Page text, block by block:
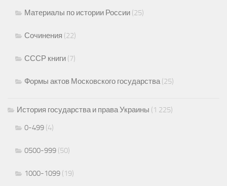
Материалы по истории России (25)
Сочинения (22)
СССР книги (7)
Формы актов Московского государства(25)
История государства и права Украины (1 225)
0-499 (4)
0500-999 (50)
1000-1099 (19)